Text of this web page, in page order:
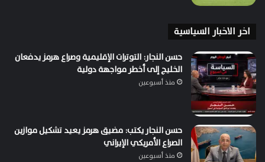
اخر الاخبار السياسية
حسن النجار: التوترات الإقليمية وصراع هرمز يدفعان
الخليج إلى أخطر مواجهة دولية
منذ أسبوعين
حسن النجار يكتب: مضيق هرمز يعيد تشكيل موازين
الصراع الأمريكي الإيراني
منذ أسبوعين